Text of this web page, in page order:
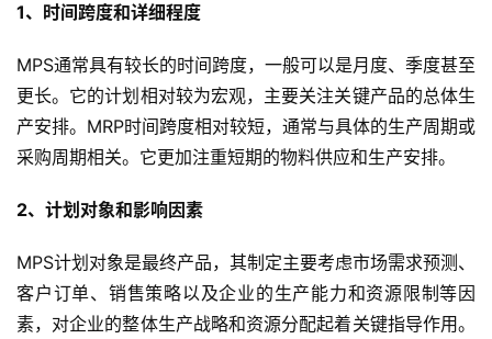
1、时间跨度和详细程度
MPS通常具有较长的时间跨度，一般可以是月度、季度甚至
更长。它的计划相对较为宏观，主要关注关键产品的总体生
产安排。MRP时间跨度相对较短，通常与具体的生产周期或
采购周期相关。它更加注重短期的物料供应和生产安排。
2、计划对象和影响因素
MPS计划对象是最终产品，其制定主要考虑市场需求预测、
客户订单、销售策略以及企业的生产能力和资源限制等因
素，对企业的整体生产战略和资源分配起着关键指导作用。